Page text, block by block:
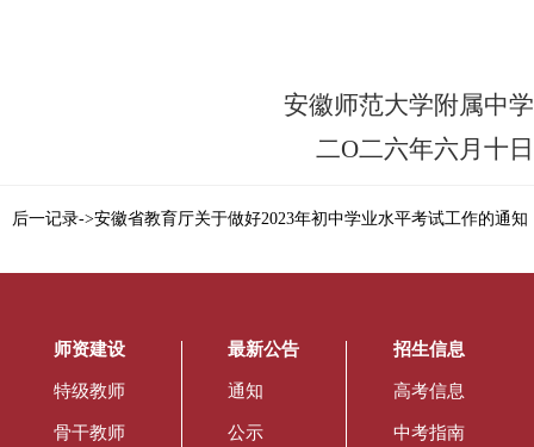
安徽师范大学附属中学
二О二六年六月十日
后一记录->安徽省教育厅关于做好2023年初中学业水平考试工作的通知
师资建设
特级教师
骨干教师
最新公告
通知
公示
招生信息
高考信息
中考指南